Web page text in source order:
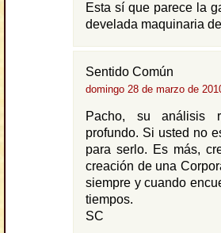
Esta sí que parece la
develada maquinaria
Sentido Común
domingo 28 de marzo de
Pacho, su análisis
profundo. Si usted no
para serlo. Es más,
creación de una
siempre y cuando
tiempos.
SC